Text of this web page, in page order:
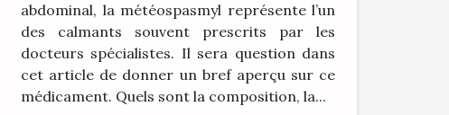
abdominal, la météospasmyl représente l’un
des calmants souvent prescrits par les
docteurs spécialistes. Il sera question dans
cet article de donner un bref aperçu sur ce
médicament. Quels sont la composition, la...